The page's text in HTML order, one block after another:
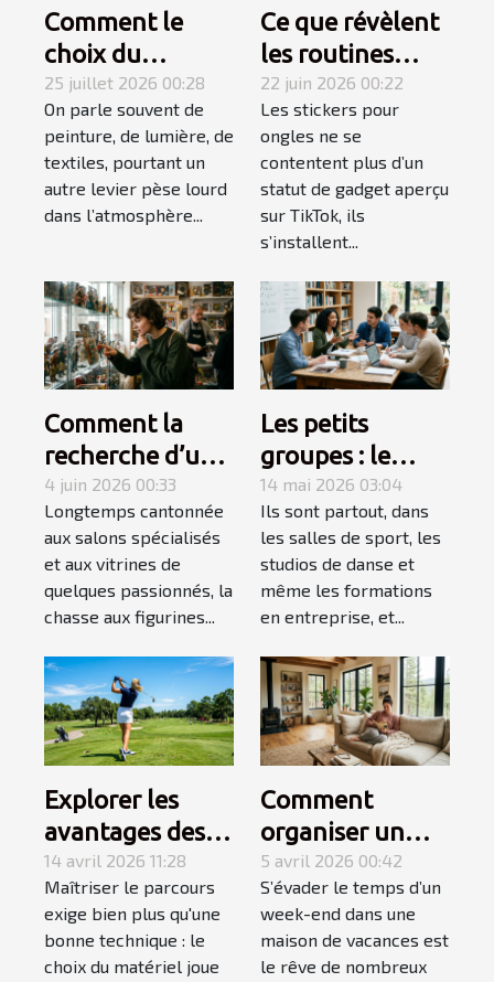
Comment le
choix du
mobilier
influence-t-il
l’ambiance
d’une pièce ?
25 juillet 2026 00:28
On parle souvent de
peinture, de lumière, de
textiles, pourtant un
autre levier pèse lourd
dans l’atmosphère...
Ce que révèlent
les routines
beauté sur
l'explosion des
stickers ongles
22 juin 2026 00:22
Les stickers pour
ongles ne se
contentent plus d’un
statut de gadget aperçu
sur TikTok, ils
s’installent...
Comment la
recherche d’une
figurine rare
devient une
quête
personnelle
4 juin 2026 00:33
Longtemps cantonnée
aux salons spécialisés
et aux vitrines de
quelques passionnés, la
chasse aux figurines...
Les petits
groupes : le
secret d’un
apprentissage
accéléré
14 mai 2026 03:04
Ils sont partout, dans
les salles de sport, les
studios de danse et
même les formations
en entreprise, et...
Explorer les
avantages des
équipements de
golf spécialisés
pour gauchers
14 avril 2026 11:28
Maîtriser le parcours
exige bien plus qu'une
bonne technique : le
choix du matériel joue
Comment
organiser un
week-end
détente réussi
en maison de
vacances ?
5 avril 2026 00:42
S’évader le temps d’un
week-end dans une
maison de vacances est
le rêve de nombreux